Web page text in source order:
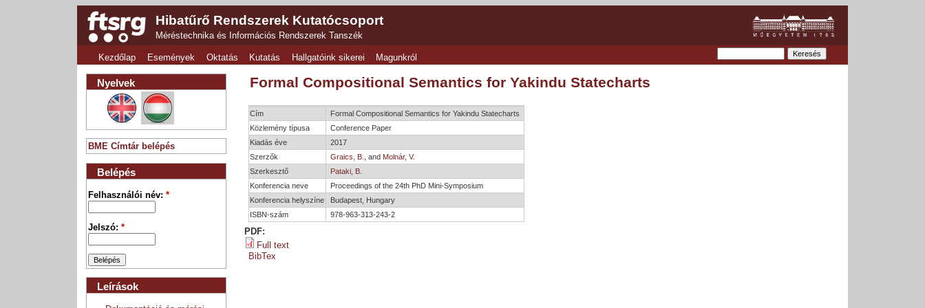
Hibatűrő Rendszerek Kutatócsoport
Méréstechnika és Információs Rendszerek Tanszék
Kezdőlap Események Oktatás Kutatás Hallgatóink sikerei Magunkról
Formal Compositional Semantics for Yakindu Statecharts
Cím
Formal Compositional Semantics for Yakindu Statecharts
Közlemény típusa
Conference Paper
Kiadás éve
2017
Szerzők
Graics, B. , and Molnár, V.
Szerkesztő
Pataki, B.
Konferencia neve
Proceedings of the 24th PhD Mini-Symposium
Konferencia helyszíne
Budapest, Hungary
ISBN-szám
978-963-313-243-2
PDF:
Full text
BibTex
Nyelvek
BME Címtár belépés
Belépés
Felhasználói név:*
Jelszó:*
Leírások